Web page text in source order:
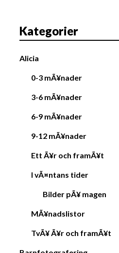
t
o
Kategorier
Alicia
0-3 mÃ¥nader
3-6 mÃ¥nader
6-9 mÃ¥nader
9-12 mÃ¥nader
Ett Ã¥r och framÃ¥t
I vÃ¤ntans tider
Bilder pÃ¥ magen
MÃ¥nadslistor
TvÃ¥ Ã¥r och framÃ¥t